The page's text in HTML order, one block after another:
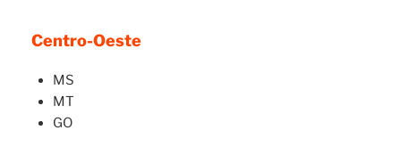
Centro-Oeste
MS
MT
GO